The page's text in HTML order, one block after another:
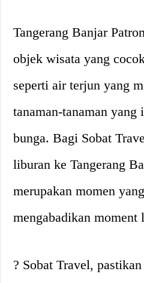
Tangerang Banjar
objek wisata yang
seperti air terjun yang
tanaman-tanaman yang
bunga. Bagi Sobat
liburan ke Tangerang
merupakan momen
mengabadikan moment
? Sobat Travel,